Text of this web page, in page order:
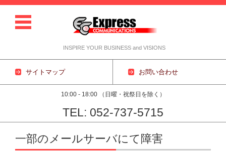
INSPIRE YOUR BUSINESS and VISIONS
サイトマップ お問い合わせ
10:00 - 18:00 （日曜・祝祭日を除く）
TEL: 052-737-5715
コンテンツに移動
一部のメールサーバにて障害